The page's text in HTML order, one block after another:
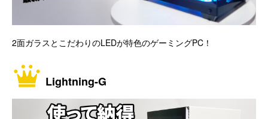
2面ガラスとこだわりのLEDが特色のゲーミングPC！
Lightning-G